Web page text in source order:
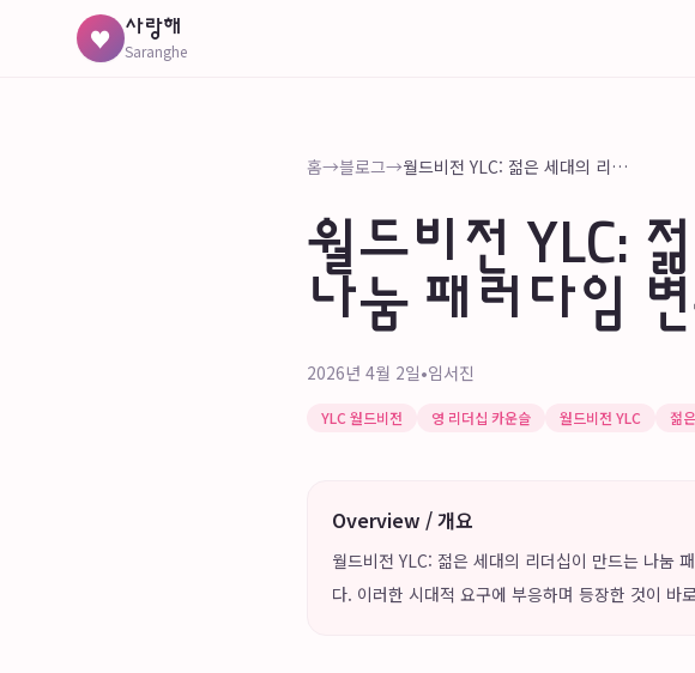
♥ 사랑해
Saranghe
홈→블로그→ 월드비전 YLC: 젊은 세대의 리더십이 만드는 나눔 패러다임 변화
월드비전 YLC:
나눔 패러다임
2026년 4월 2일•임서진
YLC 월드비전 영 리더십 카운슬 월드비전 YLC 젊
Overview / 개요
월드비전 YLC: 젊은 세대의 리더십이 만드는 나눔
다. 이러한 시대적 요구에 부응하며 등장한 것이